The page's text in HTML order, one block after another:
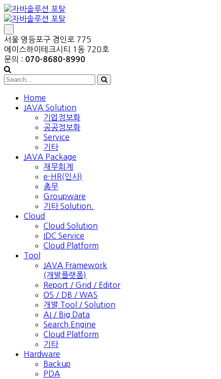
서울 영등포구 경인로 775
에이스하이테크시티 1동 720호
문의 : 070-8680-8990
Home
JAVA Solution
기업정보화
공공정보화
Service
기타
JAVA Package
재무회계
e-HR(인사)
총무
Groupware
기타 Solution.
Cloud
Cloud Solution
IDC Service
Cloud Platform
Tool
JAVA Framework
(개발플랫폼)
Report / Grid / Editor
OS / DB / WAS
개발 Tool / Solution
AI / Big Data
Search Engine
Cloud Platform
기타
Hardware
Backup
PDA